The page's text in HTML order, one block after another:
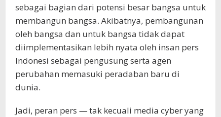
sebagai bagian dari potensi besar bangsa untuk
membangun bangsa. Akibatnya, pembangunan
oleh bangsa dan untuk bangsa tidak dapat
diimplementasikan lebih nyata oleh insan pers
Indonesi sebagai pengusung serta agen
perubahan memasuki peradaban baru di
dunia.
Jadi, peran pers — tak kecuali media cyber yang